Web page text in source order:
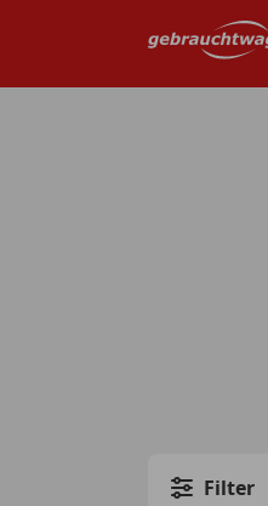
Filter